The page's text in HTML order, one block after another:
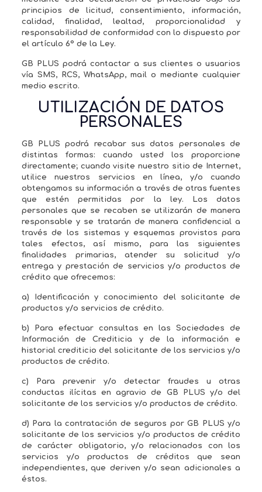
principios de licitud, consentimiento, información,
calidad, finalidad, lealtad, proporcionalidad y
responsabilidad de conformidad con lo dispuesto por
el artículo 6° de la Ley.
GB PLUS podrá contactar a sus clientes o usuarios
vía SMS, RCS, WhatsApp, mail o mediante cualquier
medio escrito.
UTILIZACIÓN DE DATOS
PERSONALES
GB PLUS podrá recabar sus datos personales de
distintas formas: cuando usted los proporcione
directamente; cuando visite nuestro sitio de Internet,
utilice nuestros servicios en línea, y/o cuando
obtengamos su información a través de otras fuentes
que estén permitidas por la ley. Los datos
personales que se recaben se utilizarán de manera
responsable y se tratarán de manera confidencial a
través de los sistemas y esquemas provistos para
tales efectos, así mismo, para las siguientes
finalidades primarias, atender su solicitud y/o
entrega y prestación de servicios y/o productos de
crédito que ofrecemos:
a) Identificación y conocimiento del solicitante de
productos y/o servicios de crédito.
b) Para efectuar consultas en las Sociedades de
Información de Crediticia y de la información e
historial crediticio del solicitante de los servicios y/o
productos de crédito.
c) Para prevenir y/o detectar fraudes u otras
conductas ilícitas en agravio de GB PLUS y/o del
solicitante de los servicios y/o productos de crédito.
d) Para la contratación de seguros por GB PLUS y/o
solicitante de los servicios y/o productos de crédito
de carácter obligatorio, y/o relacionados con los
servicios y/o productos de créditos que sean
independientes, que deriven y/o sean adicionales a
éstos.